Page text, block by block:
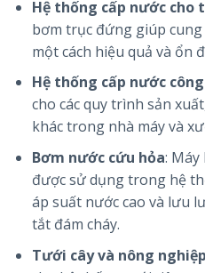
Hệ thống cấp nước cho
bơm trục đứng giúp cung
một cách hiệu quả và ổn
Hệ thống cấp nước
cho các quy trình sản
khác trong nhà máy và
Bơm nước cứu hỏa:
được sử dụng trong hệ
áp suất nước cao và lưu
tắt đám cháy.
Tưới cây và nông nghiệp